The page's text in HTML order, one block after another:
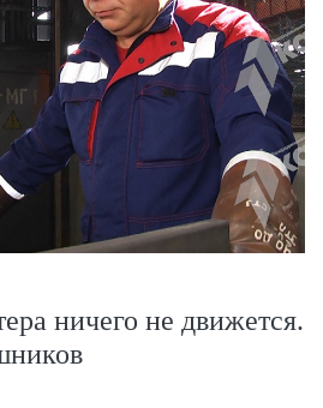
ничего не движется.